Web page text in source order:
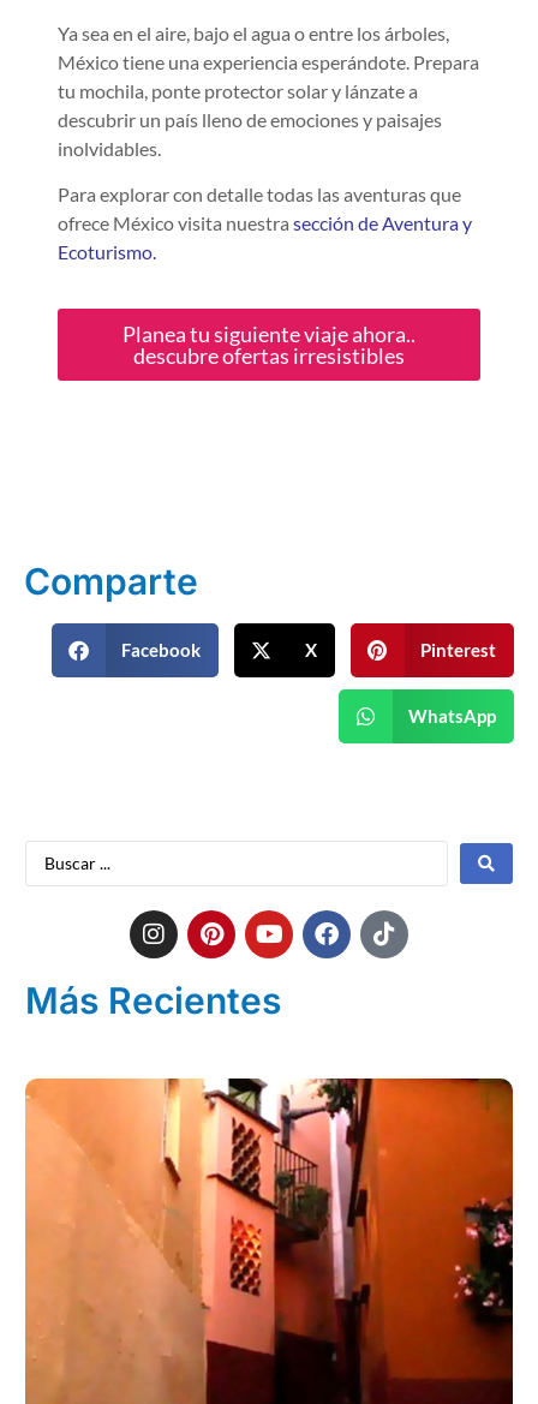
Ya sea en el aire, bajo el agua o entre los árboles,
México tiene una experiencia esperándote. Prepara
tu mochila, ponte protector solar y lánzate a
descubrir un país lleno de emociones y paisajes
inolvidables.
Para explorar con detalle todas las aventuras que
ofrece México visita nuestra sección de Aventura y
Ecoturismo.
Planea tu siguiente viaje ahora..
descubre ofertas irresistibles
Comparte
Facebook X Pinterest
WhatsApp
Más Recientes